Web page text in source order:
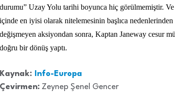
durumu” Uzay Yolu tarihi boyunca hiç görülmemiştir.
içinde en iyisi olarak nitelemesinin başlıca
değişmeyen aksiyondan sonra, Kaptan Janeway cesur
doğru bir dönüş yaptı.
Kaynak: Info-Europa
Çevirmen: Zeynep Şenel Gencer